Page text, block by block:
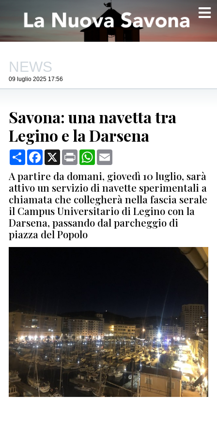
NEWS
09 luglio 2025 17:56
Savona: una navetta tra
Legino e la Darsena
CondividiFacebook
X Print WhatsApp
Email
A partire da domani, giovedì 10 luglio, sarà
attivo un servizio di navette sperimentali a
chiamata che collegherà nella fascia serale
il Campus Universitario di Legino con la
Darsena, passando dal parcheggio di
piazza del Popolo